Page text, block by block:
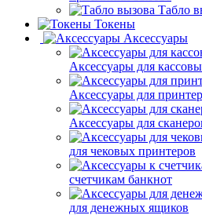
Табло
Токены
Аксессуары
Аксессуары для
Аксессуары для
Аксессуары для
для чековых принтеров
счетчикам банкнот
для денежных ящиков